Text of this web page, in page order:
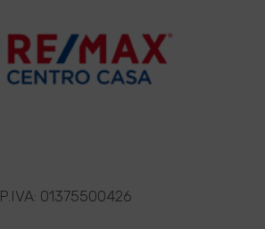
P.IVA: 01375500426